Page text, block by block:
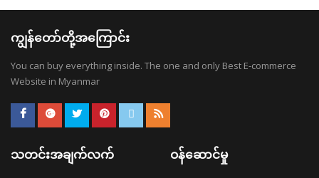
ကျွန်တော်တို့အကြောင်း
You can buy everything inside. The one and only Best E-commerce
Website in Myanmar
သတင်းအချက်လက် ဝန်ဆောင်မှု